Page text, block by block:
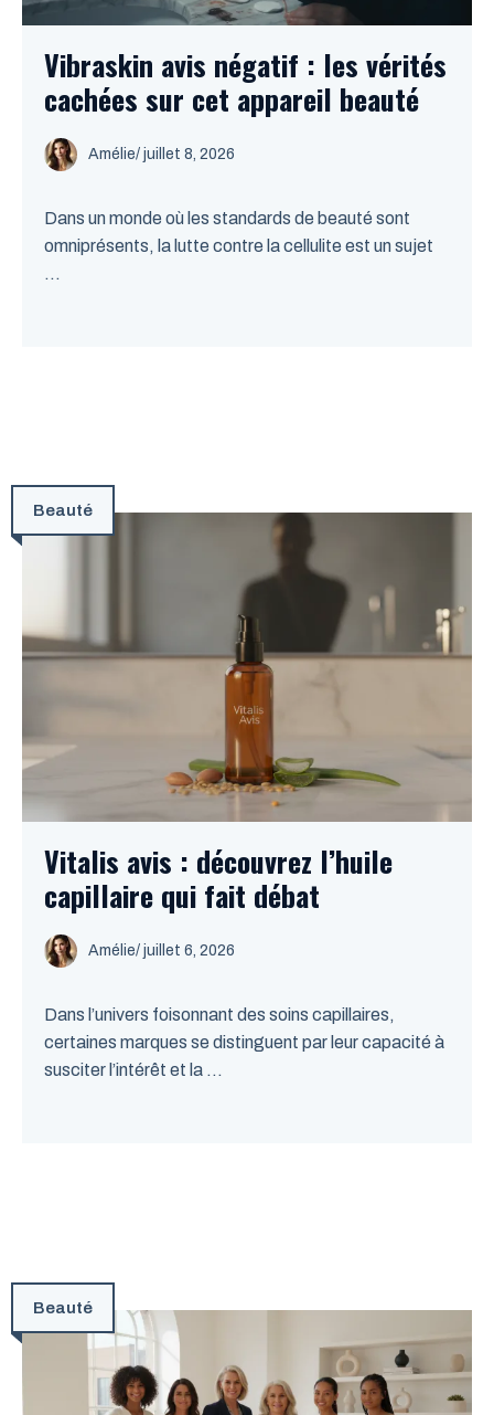
Vibraskin avis négatif : les vérités
cachées sur cet appareil beauté
Amélie/ juillet 8, 2026
Dans un monde où les standards de beauté sont
omniprésents, la lutte contre la cellulite est un sujet
...
Beauté
Vitalis avis : découvrez l’huile
capillaire qui fait débat
Amélie/ juillet 6, 2026
Dans l’univers foisonnant des soins capillaires,
certaines marques se distinguent par leur capacité à
susciter l’intérêt et la ...
Beauté